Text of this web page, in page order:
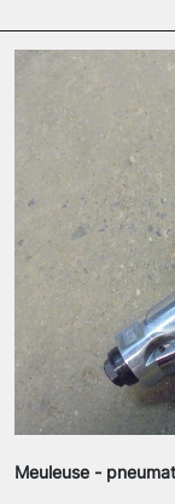
Meuleuse -